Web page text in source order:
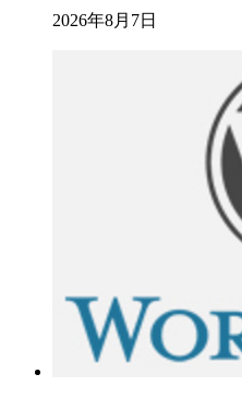
2026年8月7日